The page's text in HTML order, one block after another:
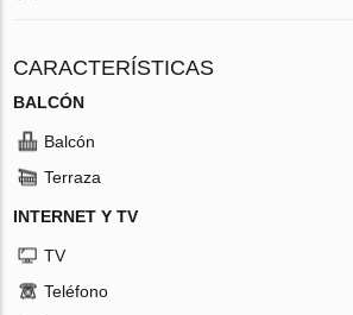
CARACTERÍSTICAS
BALCÓN
Balcón
Terraza
INTERNET Y TV
TV
Teléfono